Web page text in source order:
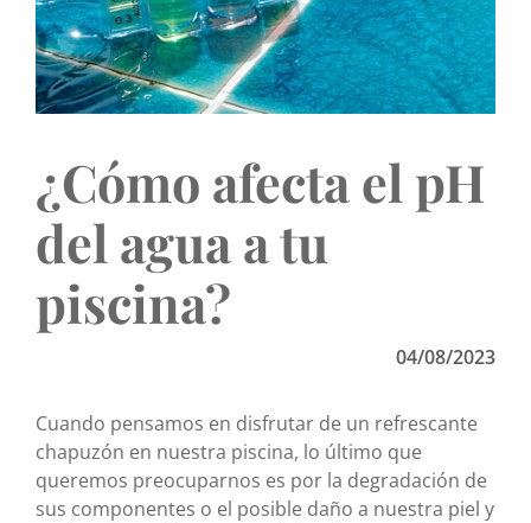
¿Cómo afecta el pH
del agua a tu
piscina?
04/08/2023
Cuando pensamos en disfrutar de un refrescante
chapuzón en nuestra piscina, lo último que
queremos preocuparnos es por la degradación de
sus componentes o el posible daño a nuestra piel y